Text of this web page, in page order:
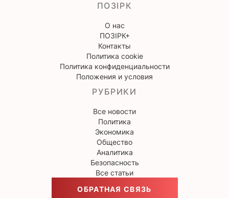
ПОЗІРК
О нас
ПОЗІРК+
Контакты
Политика cookie
Политика конфиденциальности
Положения и условия
РУБРИКИ
Все новости
Политика
Экономика
Общество
Аналитика
Безопасность
Все статьи
ОБРАТНАЯ СВЯЗЬ